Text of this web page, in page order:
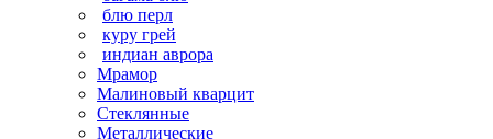
блю перл
куру грей
индиан аврора
Мрамор
Малиновый кварцит
Стеклянные
Металлические